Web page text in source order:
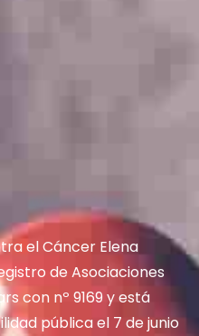
el Cáncer Elena
de Asociaciones
con nº 9169 y está
pública el 7 de junio